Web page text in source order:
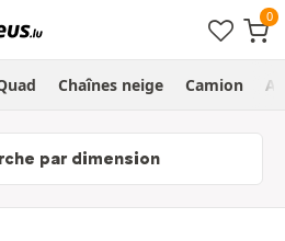
Chaînes neige Camion
par dimension